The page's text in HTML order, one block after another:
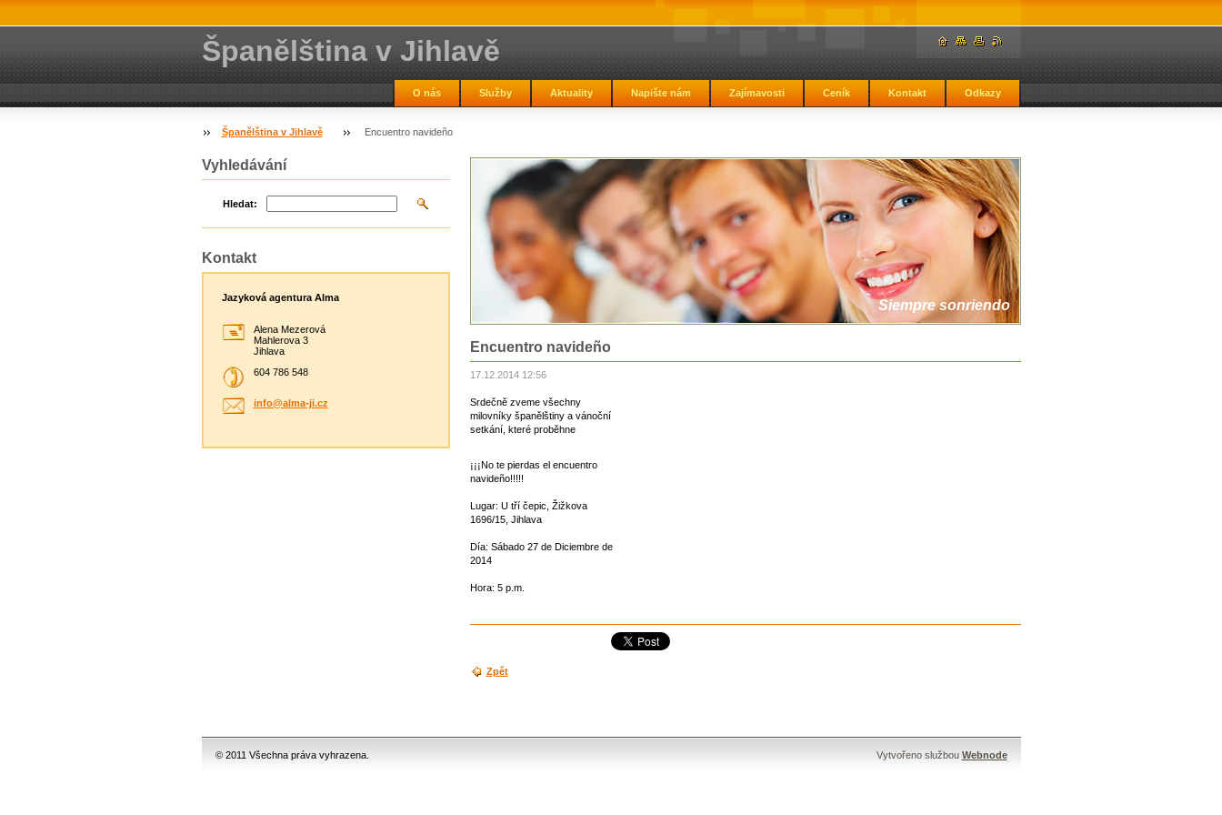
Španělština v Jihlavě
O nás Služby Aktuality Napište nám Zajímavosti Ceník Kontakt Odkazy
Španělština v Jihlavě Encuentro navideño
Siempre sonriendo
Encuentro navideño
17.12.2014 12:56
Srdečně zveme všechny
milovníky španělštiny a vánoční
setkání, které proběhne
¡¡¡No te pierdas el encuentro
navideño!!!!!
Lugar: U tří čepic, Žižkova
1696/15, Jihlava
Día: Sábado 27 de Diciembre de
2014
Hora: 5 p.m.
Zpět
Vyhledávání
Hledat:
Kontakt
Jazyková agentura Alma
Alena Mezerová
Mahlerova 3
Jihlava
604 786 548
info@alma-ji.cz
© 2011 Všechna práva vyhrazena. Vytvořeno službou Webnode